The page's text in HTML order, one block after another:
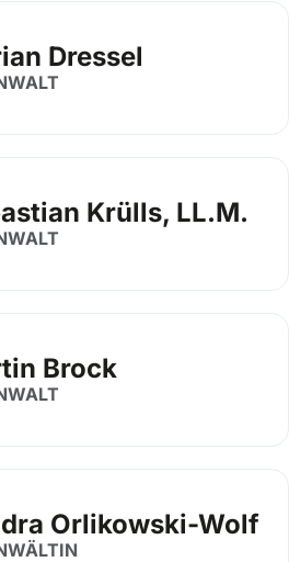
Dressel
Krülls, LL.M.
Brock
Orlikowski-Wolf